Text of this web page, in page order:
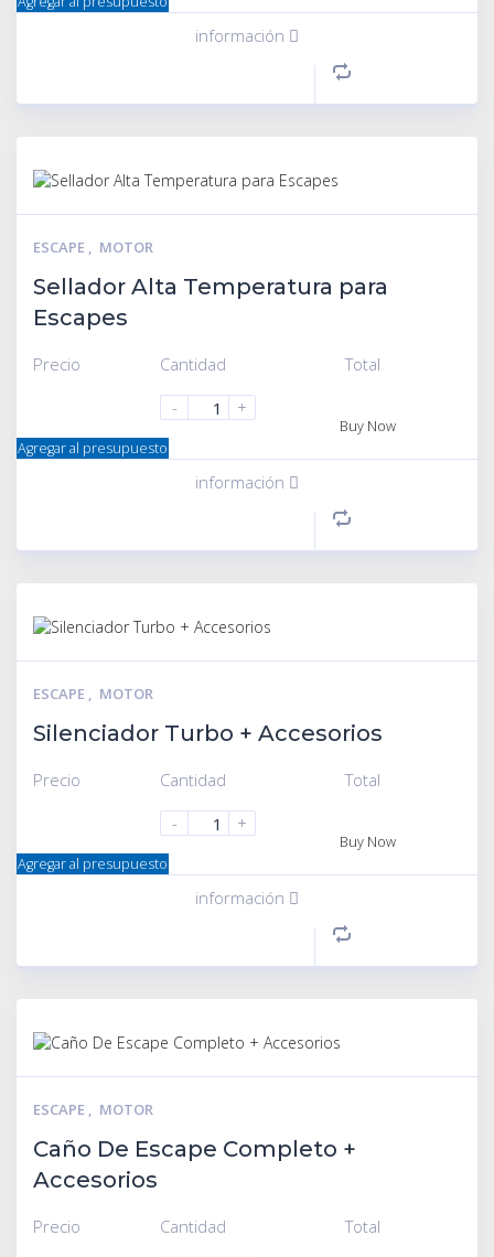
información
ESCAPE , MOTOR
Sellador Alta Temperatura para
Escapes
Precio
Cantidad
-
+
Total
Buy Now
Agregar al presupuesto
información
ESCAPE , MOTOR
Silenciador Turbo + Accesorios
Precio
Cantidad
-
+
Total
Buy Now
Agregar al presupuesto
información
ESCAPE , MOTOR
Caño De Escape Completo +
Accesorios
Precio
Cantidad
Total